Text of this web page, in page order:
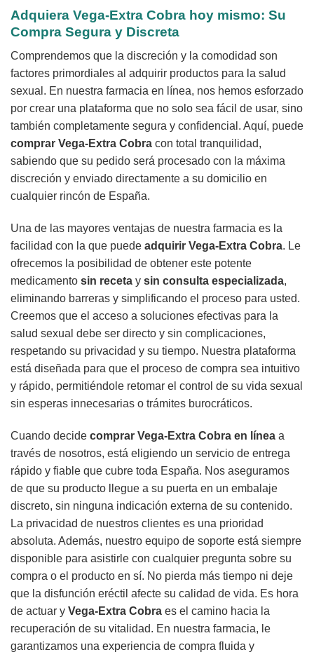
Adquiera Vega-Extra Cobra hoy mismo: Su
Compra Segura y Discreta
Comprendemos que la discreción y la comodidad son
factores primordiales al adquirir productos para la salud
sexual. En nuestra farmacia en línea, nos hemos esforzado
por crear una plataforma que no solo sea fácil de usar, sino
también completamente segura y confidencial. Aquí, puede
comprar Vega-Extra Cobra con total tranquilidad,
sabiendo que su pedido será procesado con la máxima
discreción y enviado directamente a su domicilio en
cualquier rincón de España.
Una de las mayores ventajas de nuestra farmacia es la
facilidad con la que puede adquirir Vega-Extra Cobra. Le
ofrecemos la posibilidad de obtener este potente
medicamento sin receta y sin consulta especializada,
eliminando barreras y simplificando el proceso para usted.
Creemos que el acceso a soluciones efectivas para la
salud sexual debe ser directo y sin complicaciones,
respetando su privacidad y su tiempo. Nuestra plataforma
está diseñada para que el proceso de compra sea intuitivo
y rápido, permitiéndole retomar el control de su vida sexual
sin esperas innecesarias o trámites burocráticos.
Cuando decide comprar Vega-Extra Cobra en línea a
través de nosotros, está eligiendo un servicio de entrega
rápido y fiable que cubre toda España. Nos aseguramos
de que su producto llegue a su puerta en un embalaje
discreto, sin ninguna indicación externa de su contenido.
La privacidad de nuestros clientes es una prioridad
absoluta. Además, nuestro equipo de soporte está siempre
disponible para asistirle con cualquier pregunta sobre su
compra o el producto en sí. No pierda más tiempo ni deje
que la disfunción eréctil afecte su calidad de vida. Es hora
de actuar y Vega-Extra Cobra es el camino hacia la
recuperación de su vitalidad. En nuestra farmacia, le
garantizamos una experiencia de compra fluida y